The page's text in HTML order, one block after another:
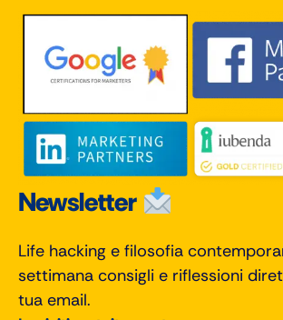
Newsletter
Life hacking e filosofia
settimana consigli e riflessioni
tua email.